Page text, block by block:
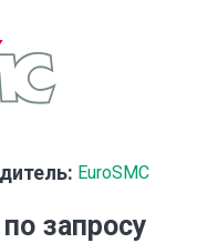
EuroSMC
по запросу